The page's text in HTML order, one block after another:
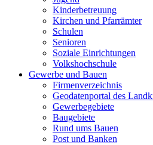
Kinderbetreuung
Kirchen und Pfarrämter
Schulen
Senioren
Soziale Einrichtungen
Volkshochschule
Gewerbe und Bauen
Firmenverzeichnis
Geodatenportal des
Gewerbegebiete
Baugebiete
Rund ums Bauen
Post und Banken